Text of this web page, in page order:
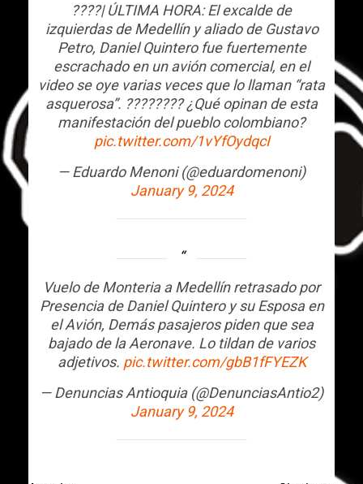
????| ÚLTIMA HORA: El excalde de
izquierdas de Medellín y aliado de Gustavo
Petro, Daniel Quintero fue fuertemente
escrachado en un avión comercial, en el
video se oye varias veces que lo llaman “rata
asquerosa”. ???????? ¿Qué opinan de esta
manifestación del pueblo colombiano?
pic.twitter.com/1vYfOydqcI
— Eduardo Menoni (@eduardomenoni)
January 9, 2024
Vuelo de Monteria a Medellín retrasado por
Presencia de Daniel Quintero y su Esposa en
el Avión, Demás pasajeros piden que sea
bajado de la Aeronave. Lo tildan de varios
adjetivos. pic.twitter.com/gbB1fFYEZK
— Denuncias Antioquia (@DenunciasAntio2)
January 9, 2024